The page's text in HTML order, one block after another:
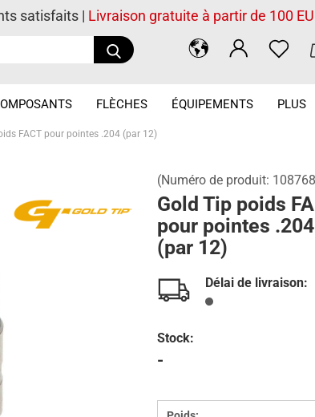
Recherche...
satisfaits | Livraison gratuite à partir de 100
FLÈCHES ÉQUIPEMENTS PLUS
FACT pour pointes .204 (par 12)
(Numéro de produit: 108768
Gold Tip poids
pour pointes .204
(par 12)
Délai de livraison:
Stock:
-